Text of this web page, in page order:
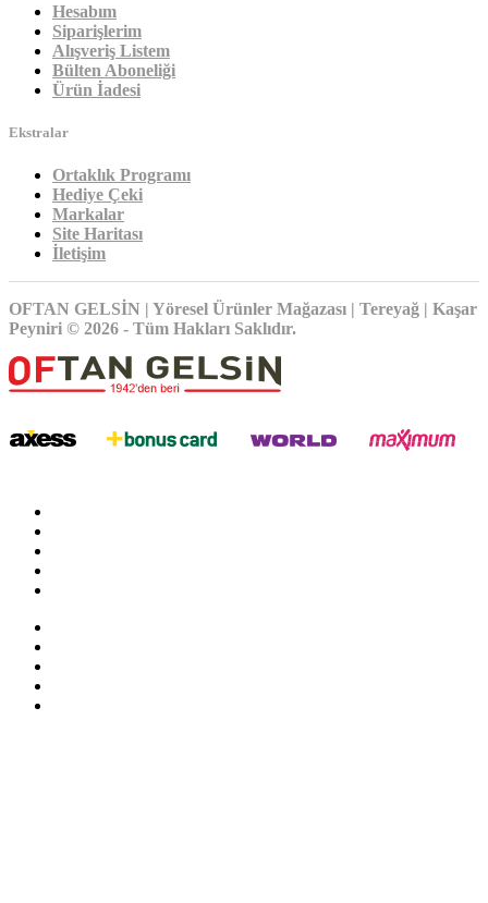
Hesabım
Siparişlerim
Alışveriş Listem
Bülten Aboneliği
Ürün İadesi
Ekstralar
Ortaklık Programı
Hediye Çeki
Markalar
Site Haritası
İletişim
OFTAN GELSİN | Yöresel Ürünler Mağazası | Tereyağ | Kaşar
Peyniri © 2026 - Tüm Hakları Saklıdır.